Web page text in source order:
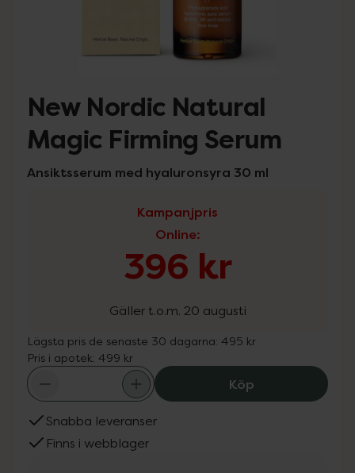
New Nordic Natural
Magic Firming Serum
Ansiktsserum med hyaluronsyra 30 ml
Kampanjpris
Online:
396 kr
Gäller t.o.m. 20 augusti
Lägsta pris de senaste 30 dagarna: 495 kr
Pris i apotek: 499 kr
KöpNew Nordic
Snabba leveranser
Finns i webblager